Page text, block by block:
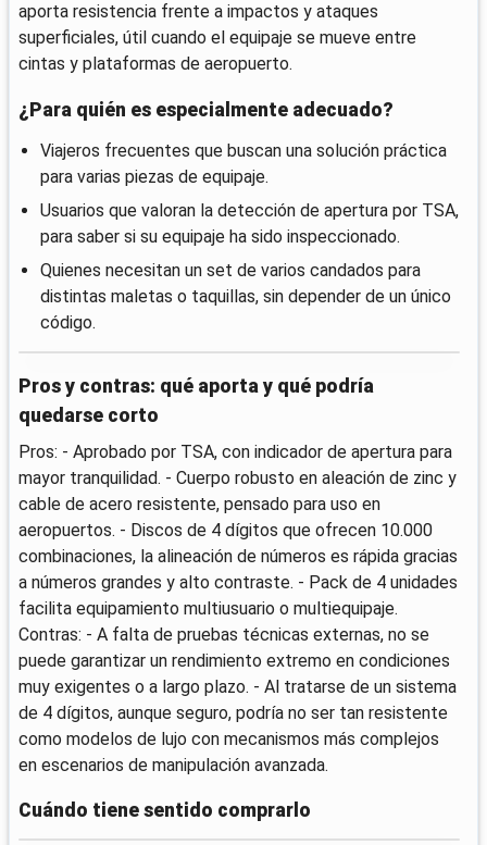
aporta resistencia frente a impactos y ataques
superficiales, útil cuando el equipaje se mueve entre
cintas y plataformas de aeropuerto.
¿Para quién es especialmente adecuado?
Viajeros frecuentes que buscan una solución práctica
para varias piezas de equipaje.
Usuarios que valoran la detección de apertura por TSA,
para saber si su equipaje ha sido inspeccionado.
Quienes necesitan un set de varios candados para
distintas maletas o taquillas, sin depender de un único
código.
Pros y contras: qué aporta y qué podría
quedarse corto
Pros: - Aprobado por TSA, con indicador de apertura para
mayor tranquilidad. - Cuerpo robusto en aleación de zinc y
cable de acero resistente, pensado para uso en
aeropuertos. - Discos de 4 dígitos que ofrecen 10.000
combinaciones, la alineación de números es rápida gracias
a números grandes y alto contraste. - Pack de 4 unidades
facilita equipamiento multiusuario o multiequipaje.
Contras: - A falta de pruebas técnicas externas, no se
puede garantizar un rendimiento extremo en condiciones
muy exigentes o a largo plazo. - Al tratarse de un sistema
de 4 dígitos, aunque seguro, podría no ser tan resistente
como modelos de lujo con mecanismos más complejos
en escenarios de manipulación avanzada.
Cuándo tiene sentido comprarlo